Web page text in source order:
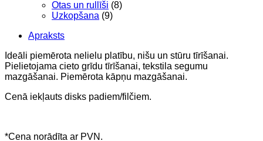
Otas un rullīši (8)
Uzkopšana (9)
Apraksts
Ideāli piemērota nelielu platību, nišu un stūru tīrīšanai.
Pielietojama cieto grīdu tīrīšanai, tekstila segumu
mazgāšanai. Piemērota kāpņu mazgāšanai.
Cenā iekļauts disks padiem/filčiem.
*Cena norādīta ar PVN.